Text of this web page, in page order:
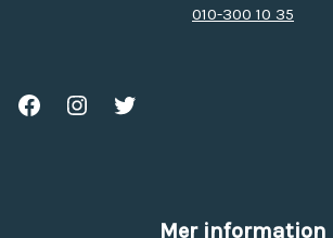
010-300 10 35
Mer information